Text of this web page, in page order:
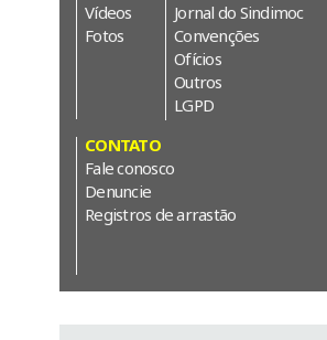
Vídeos
Fotos
Jornal do Sindimoc
Convenções
Ofícios
Outros
LGPD
CONTATO
Fale conosco
Denuncie
Registros de arrastão